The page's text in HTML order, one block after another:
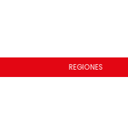
REGIONES